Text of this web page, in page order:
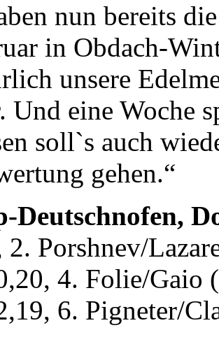
nun bereits
in Obdach-
unsere
Und eine Woche
soll`s auch
gehen.“
Deutschnofen,
2. Porshnev/
4. Folie/Gaio
6. Pigneter/